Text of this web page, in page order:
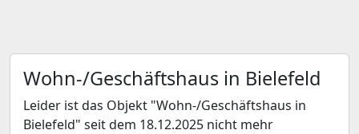
Wohn-/Geschäftshaus in Bielefeld
Leider ist das Objekt "Wohn-/Geschäftshaus in
Bielefeld" seit dem 18.12.2025 nicht mehr